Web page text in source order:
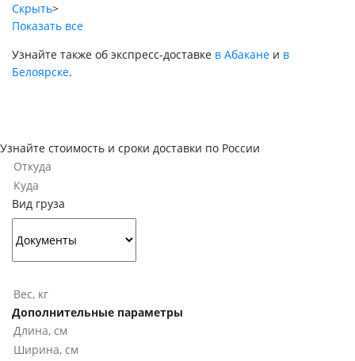
Скрыть>
Показать все
Узнайте также об экспресс-доставке в Абакане и в
Белоярске.
Узнайте стоимость и сроки доставки по России
Вид груза
Дополнительные параметры